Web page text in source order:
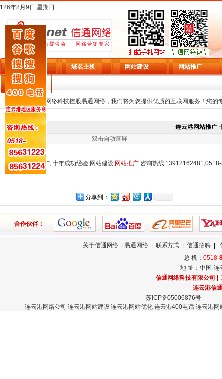
126年8月9日 星期日
本站首页 域名主机 网站建设 网站推广
旗下平台
欢迎访问信通网络科技控股易通网络，我们将为您提供优质的互联网服务！您
连云港网站推广
双击自动滚屏 发布者：信通
连云港网站推广, 十年成功经验,网站建设,网站推广.咨询热线
分享到：
合作伙伴：
关于信通网络 易通网络 联系方式 信通招聘
总 机：0518-
地 址：中国·
信通网络科技有限公司
|
连云港信
苏ICP备05006876号
连云港网络公司 连云港网站建设 连云港网站优化 连云港400电话 连云港网